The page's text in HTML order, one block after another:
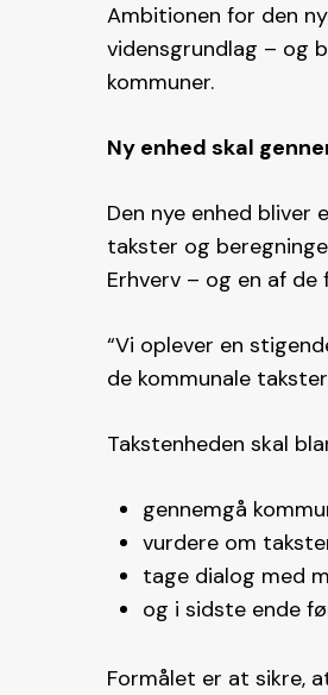
Ambitionen for den
vidensgrundlag – og
kommuner.
Ny enhed skal
Den nye enhed
takster og
Erhverv – og en af
“Vi oplever en
de kommunale
Takstenheden skal
gennemgå
vurdere om
tage dialog med
og i sidste ende
Formålet er at sikre,